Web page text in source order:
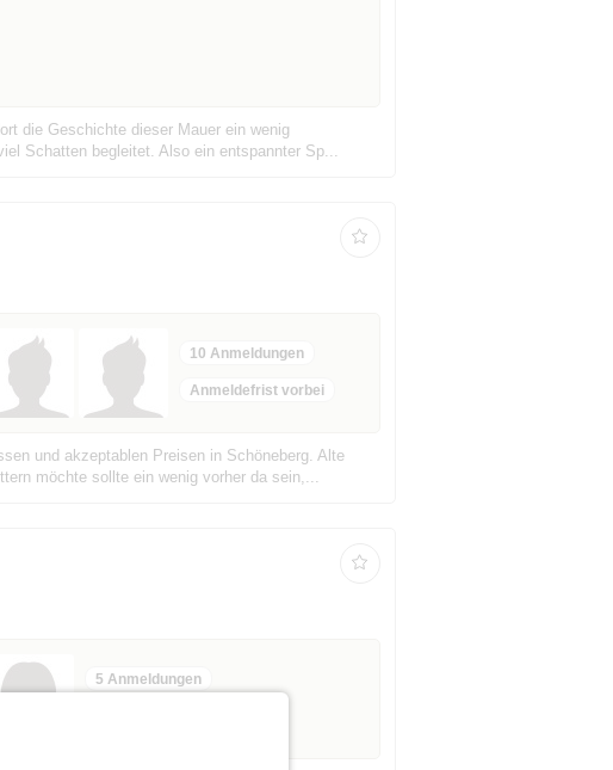
die Geschichte dieser Mauer ein wenig
Schatten begleitet. Also ein entspannter Sp...
10 Anmeldungen
Anmeldefrist vorbei
und akzeptablen Preisen in Schöneberg. Alte
möchte sollte ein wenig vorher da sein,...
5 Anmeldungen